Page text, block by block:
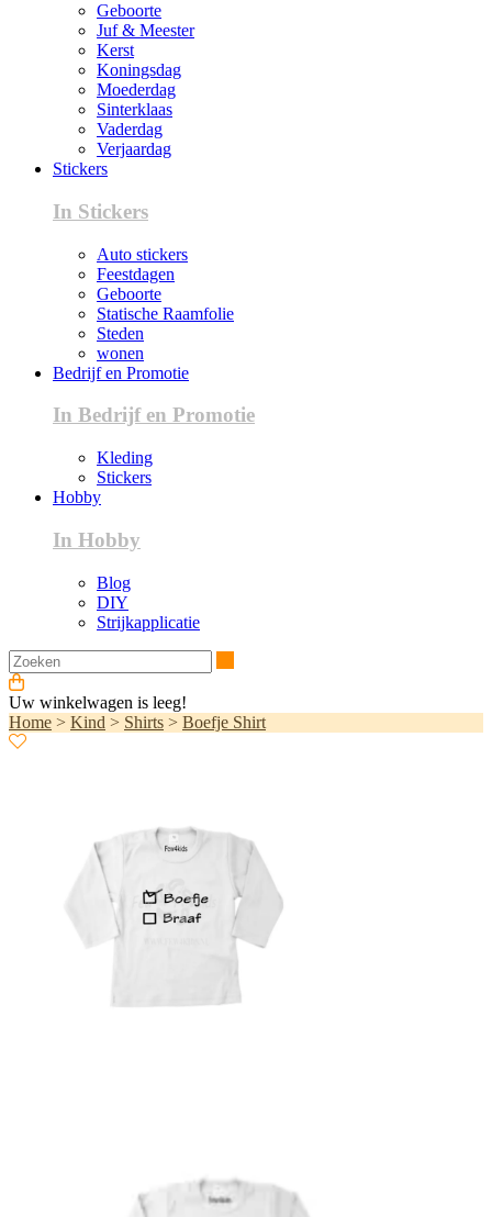
Geboorte
Juf & Meester
Kerst
Koningsdag
Moederdag
Sinterklaas
Vaderdag
Verjaardag
Stickers
In Stickers
Auto stickers
Feestdagen
Geboorte
Statische Raamfolie
Steden
wonen
Bedrijf en Promotie
In Bedrijf en Promotie
Kleding
Stickers
Hobby
In Hobby
Blog
DIY
Strijkapplicatie
Uw winkelwagen is leeg!
Home > Kind > Shirts > Boefje Shirt